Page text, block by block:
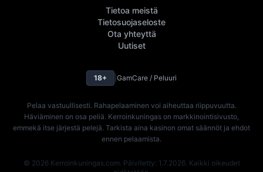
Tietoa meistä
Tietosuojaseloste
Ota yhteyttä
Uutiset
18+ GamCare / Peluuri
Pelaa vastuullisesti. Rahapelaaminen voi aiheuttaa riippuvuutta.
Häviäminen on osa peliä. Kerroinkuningas on markkinointisivusto,
emmekä itse järjestä pelejä. Tarkista aina kasinon omat säännöt ja ehdot
ennen pelaamista.
© 2026 Kerroinkuningas.com. Päivitetty: 1.7.2026. Kaikki oikeudet